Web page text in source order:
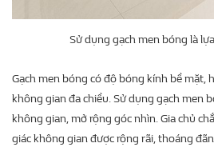
Sử dụng gạch men bóng là
Gạch men bóng có độ bóng kính bề mặt,
không gian đa chiều. Sử dụng gạch men
không gian, mở rộng góc nhìn. Gia chủ
giác không gian được rộng rãi, thoáng